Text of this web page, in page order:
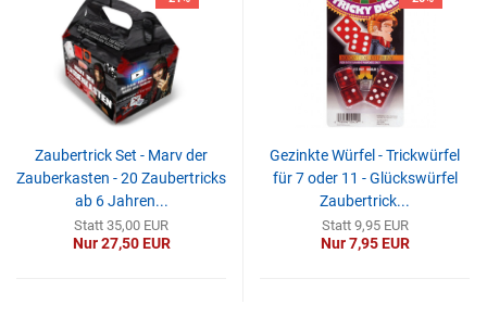
Zaubertrick Set - Marv der
Zauberkasten - 20 Zaubertricks
ab 6 Jahren...
Statt 35,00 EUR
Nur 27,50 EUR
Gezinkte Würfel - Trickwürfel
für 7 oder 11 - Glückswürfel
Zaubertrick...
Statt 9,95 EUR
Nur 7,95 EUR